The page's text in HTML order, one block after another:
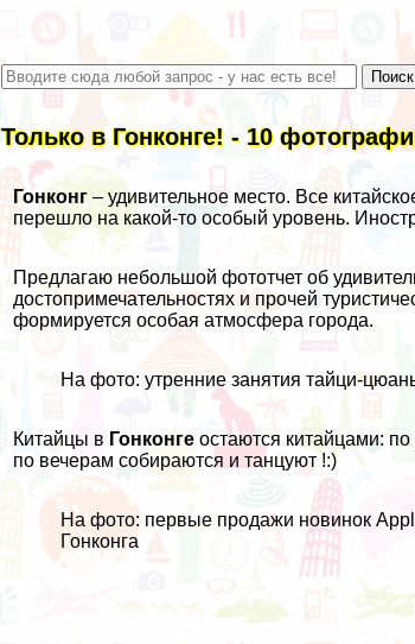
Только в Гонконге! - 10
Гонконг – удивительное место. Все
перешло на какой-то особый уровень.
Предлагаю небольшой фототчет об
достопримечательностях и прочей
формируется особая атмосфера города.
На фото: утренние занятия тайци-
Китайцы в Гонконге остаются китайцами:
по вечерам собираются и танцуют !:)
На фото: первые продажи новинок
Гонконга